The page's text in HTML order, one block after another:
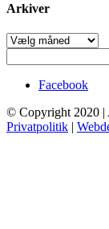
Arkiver
Arkiver
efter:
Facebook
© Copyright 2020 |
Privatpolitik |